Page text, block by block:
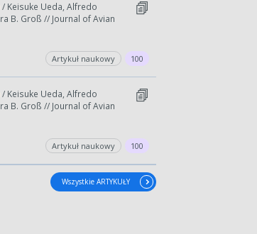
/ Keisuke Ueda, Alfredo
B. Groß // Journal of Avian
Artykuł naukowy 100
/ Keisuke Ueda, Alfredo
B. Groß // Journal of Avian
Artykuł naukowy 100
Wszystkie ARTYKUŁY